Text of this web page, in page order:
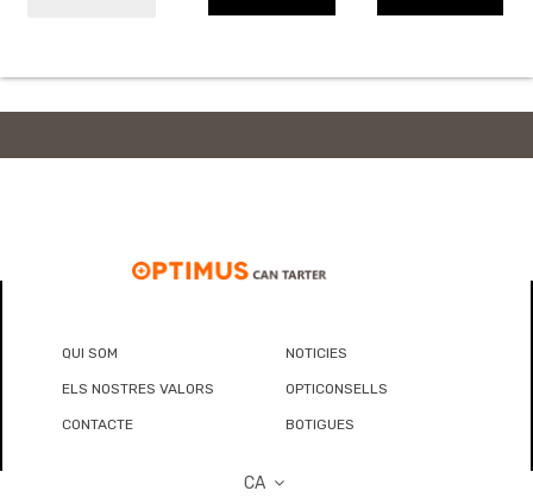
Altres productes d embalatge i mudances
QUI SOM NOTICIES
ELS NOSTRES VALORS OPTICONSELLS
CONTACTE BOTIGUES
CA